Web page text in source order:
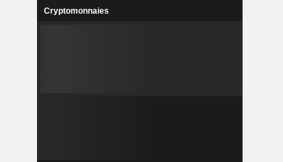
Cryptomonnaies